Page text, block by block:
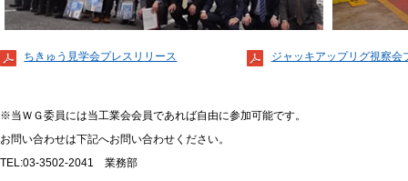
ちきゅう見学会プレスリリース ジャッキアップリグ視察会
※当ＷＧ委員には当工業会会員であれば自由に参加可能です。
お問い合わせは下記へお問い合わせください。
TEL:03-3502-2041 業務部